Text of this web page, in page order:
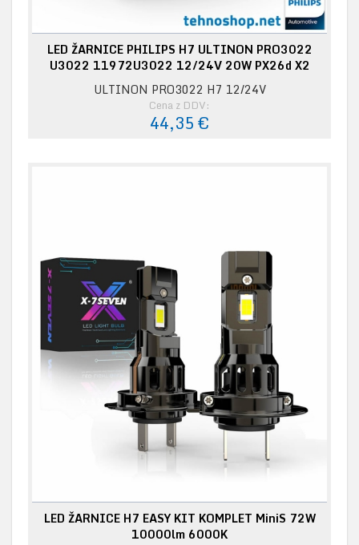
LED ŽARNICE PHILIPS H7 ULTINON PRO3022
U3022 11972U3022 12/24V 20W PX26d X2
ULTINON PRO3022 H7 12/24V
Cena z DDV:
44,35 €
LED ŽARNICE H7 EASY KIT KOMPLET MiniS 72W
10000lm 6000K